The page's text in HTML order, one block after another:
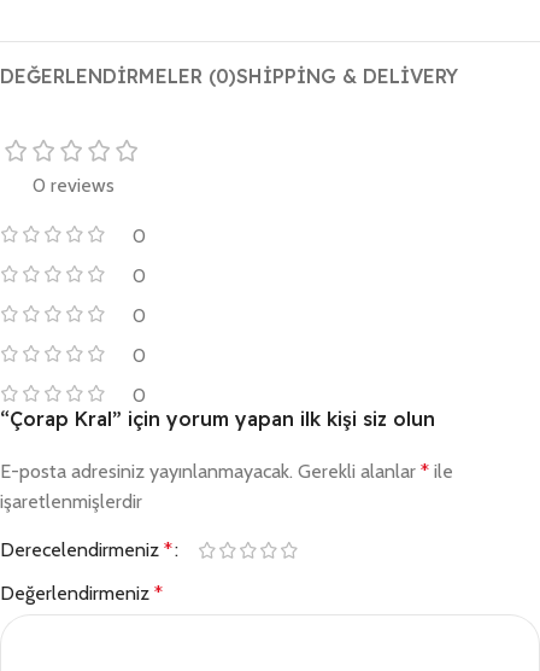
DEĞERLENDIRMELER (0)SHIPPING & DELIVERY
0 reviews
0
0
0
0
0
“Çorap Kral” için yorum yapan ilk kişi siz olun
E-posta adresiniz yayınlanmayacak. Gerekli alanlar * ile
işaretlenmişlerdir
Derecelendirmeniz *
Değerlendirmeniz *